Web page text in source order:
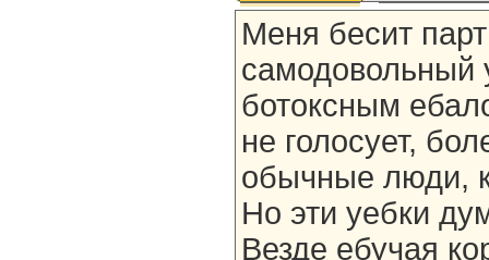
Меня бесит
самодовольный
ботоксным
не голосует,
обычные люди,
Но эти уебки
Везде ебучая